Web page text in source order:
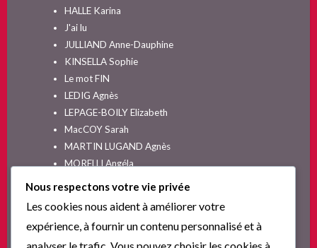
HALLE Karina
J'ai lu
JULLIAND Anne-Dauphine
KINSELLA Sophie
Le mot FIN
LEDIG Agnès
LEPAGE-BOILY Elizabeth
MacCOY Sarah
MARTIN LUGAND Agnès
MORELLI Angéla
Non classé
PINGUILLY Yves
Nous respectons votre vie privée
Les cookies nous aident à améliorer votre
expérience, à fournir un contenu personnalisé et à
analyser le trafic. Vous pouvez choisir les cookies à